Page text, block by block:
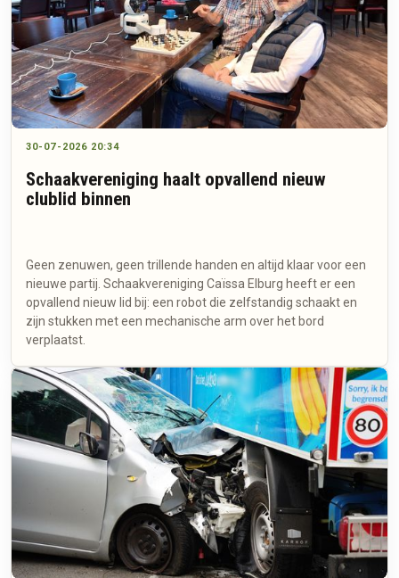
30-07-2026 20:34
Schaakvereniging haalt opvallend nieuw
clublid binnen
Geen zenuwen, geen trillende handen en altijd klaar voor een
nieuwe partij. Schaakvereniging Caïssa Elburg heeft er een
opvallend nieuw lid bij: een robot die zelfstandig schaakt en
zijn stukken met een mechanische arm over het bord
verplaatst.